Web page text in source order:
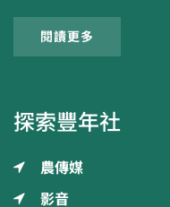
閱讀更多
探索豐年社
農傳媒
影音